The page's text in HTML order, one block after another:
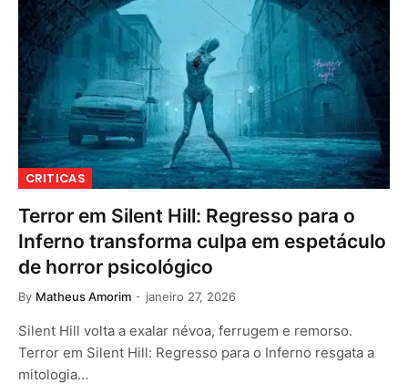
CRITICAS
Terror em Silent Hill: Regresso para o
Inferno transforma culpa em espetáculo
de horror psicológico
By Matheus Amorim janeiro 27, 2026
Silent Hill volta a exalar névoa, ferrugem e remorso.
Terror em Silent Hill: Regresso para o Inferno resgata a
mitologia…